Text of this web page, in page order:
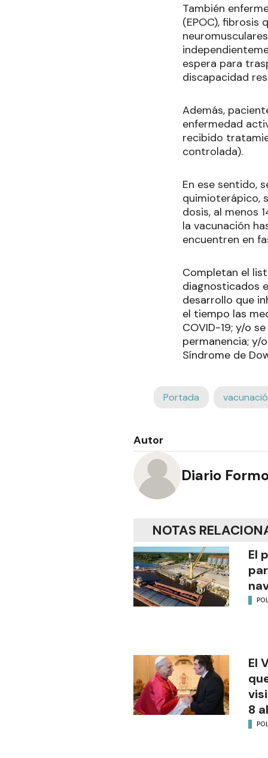
También
(EPOC), fibrosis
espera para
discapacidad
Además,
enfermedad
recibido
controlada).
En ese sentido,
quimioterápico,
dosis, al menos
la vacunación
encuentren en
Completan el
diagnosticados
desarrollo que
el tiempo las
COVID-19; y/o
permanencia; y/
Síndrome de
Portada
Autor
Diario
NOTAS
El
El
8